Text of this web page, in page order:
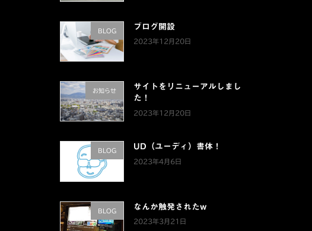
BLOG ブログ開設
2023年12月20日
お知らせ
サイトをリニューアルしまし
た！
2023年12月20日
BLOG UD（ユーディ）書体！
2023年4月6日
BLOG なんか触発されたw
2023年3月21日